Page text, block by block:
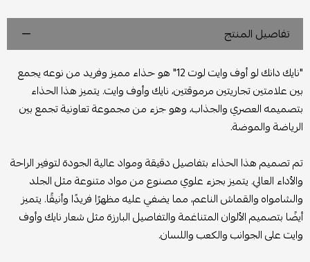
تفاصيل المنتج
"نايك دانك لو أوف وايت لوت 12" هو حذاء مميز وفريد من نوعه يجمع
بين علامتين تجاريتين مرموقتين، نايك وأوف وايت. يتميز هذا الحذاء
بتصميمه العصري والجذاب، وهو جزء من مجموعة تعاونية تجمع بين
الرياضة والموضة.
تم تصميم هذا الحذاء بتفاصيل دقيقة ومواد عالية الجودة لتوفير الراحة
والأداء العالي. يتميز بجزء علوي مصنوع من مواد متنوعة مثل الجلد
والشامواه والقماش الناعم، مما يضفي عليه مظهرًا فريدًا وأنيقًا. يتميز
أيضًا بتصميم الألوان المتناغمة والتفاصيل البارزة مثل شعار نايك وأوف
وايت على الجوانب والكعب واللسان.